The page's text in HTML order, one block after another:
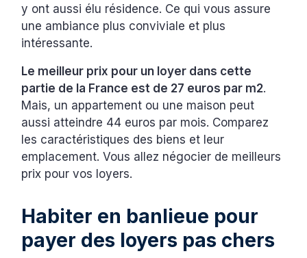
y ont aussi élu résidence. Ce qui vous assure
une ambiance plus conviviale et plus
intéressante.
Le meilleur prix pour un loyer dans cette
partie de la France est de 27 euros par m2.
Mais, un appartement ou une maison peut
aussi atteindre 44 euros par mois. Comparez
les caractéristiques des biens et leur
emplacement. Vous allez négocier de meilleurs
prix pour vos loyers.
Habiter en banlieue pour
payer des loyers pas chers